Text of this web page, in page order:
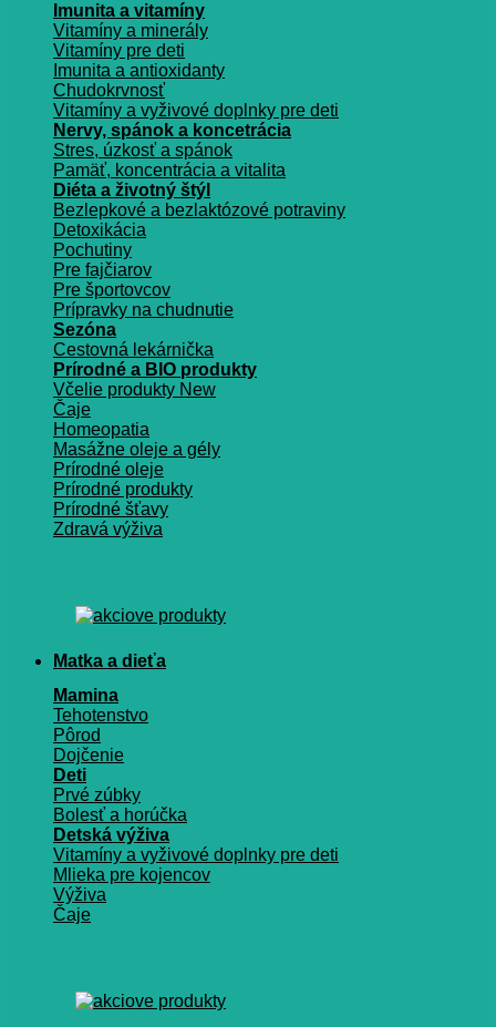
Imunita a vitamíny
Vitamíny a minerály
Vitamíny pre deti
Imunita a antioxidanty
Chudokrvnosť
Vitamíny a vyživové doplnky pre deti
Nervy, spánok a koncetrácia
Stres, úzkosť a spánok
Pamäť, koncentrácia a vitalita
Diéta a životný štýl
Bezlepkové a bezlaktózové potraviny
Detoxikácia
Pochutiny
Pre fajčiarov
Pre športovcov
Prípravky na chudnutie
Sezóna
Cestovná lekárnička
Prírodné a BIO produkty
Včelie produkty
Čaje
Homeopatia
Masážne oleje a gély
Prírodné oleje
Prírodné produkty
Prírodné šťavy
Zdravá výživa
Matka a dieťa
Mamina
Tehotenstvo
Pôrod
Dojčenie
Deti
Prvé zúbky
Bolesť a horúčka
Detská výživa
Vitamíny a vyživové doplnky pre deti
Mlieka pre kojencov
Výživa
Čaje